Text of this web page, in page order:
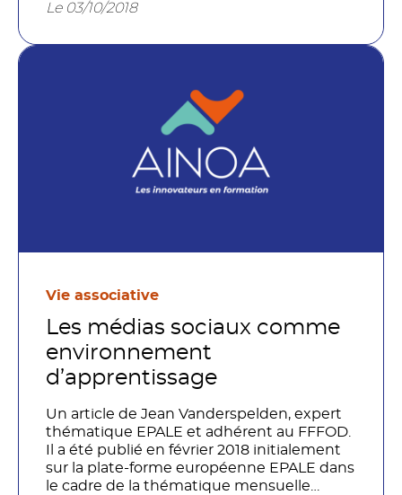
Le 03/10/2018
Vie associative
Les médias sociaux comme
environnement
d’apprentissage
Un article de Jean Vanderspelden, expert
thématique EPALE et adhérent au FFFOD.
Il a été publié en février 2018 initialement
sur la plate-forme européenne EPALE dans
le cadre de la thématique mensuelle